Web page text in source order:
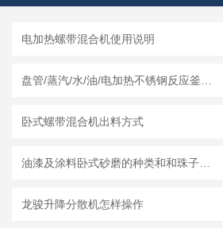
电加热螺带混合机使用说明
卧式螺带混合机出料方式
龙骏升降分散机怎样操作